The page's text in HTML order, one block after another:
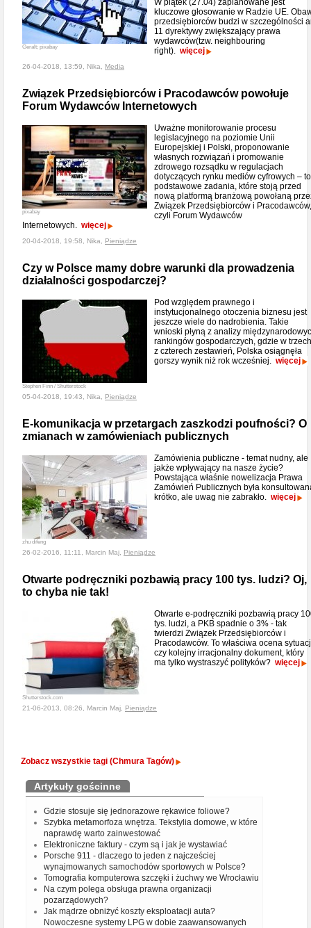
Geralt; pixabay
W piątek (27.04) zaplanowane jest
kluczowe głosowanie w Radzie UE.
przedsiębiorców budzi w szczególności
11 dyrektywy zwiększający prawa
wydawców(tzw. neighbouring
right). więcej
26-04-2018, 13:59, Nika, Media
Związek Przedsiębiorców i Pracodawców powołuje
Forum Wydawców Internetowych
pixabay
Uważne monitorowanie procesu
legislacyjnego na poziomie Unii
Europejskiej i Polski, proponowanie
własnych rozwiązań i promowanie
zdrowego rozsądku w regulacjach
dotyczących rynku mediów cyfrowych – to
podstawowe zadania, które stoją przed
nową platformą branżową powołaną
Związek Przedsiębiorców i Pracodawców,
czyli Forum Wydawców
Internetowych. więcej
20-04-2018, 19:58, Nika, Pieniądze
Czy w Polsce mamy dobre warunki dla prowadzenia
działalności gospodarczej?
Stephen Finn / Shutterstock
Pod względem prawnego i
instytucjonalnego otoczenia biznesu jest
jeszcze wiele do nadrobienia. Takie
wnioski płyną z analizy
rankingów gospodarczych, gdzie w trzech
z czterech zestawień, Polska osiągnęła
gorszy wynik niż rok wcześniej. więcej
05-04-2018, 19:43, Nika, Pieniądze
E-komunikacja w przetargach zaszkodzi poufności? O
zmianach w zamówieniach publicznych
zhu difeng
Zamówienia publiczne - temat nudny, ale
jakże wpływający na nasze życie?
Powstająca właśnie nowelizacja Prawa
Zamówień Publicznych była
krótko, ale uwag nie zabrakło. więcej
26-02-2016, 11:11, Marcin Maj, Pieniądze
Otwarte podręczniki pozbawią pracy 100 tys. ludzi? Oj,
to chyba nie tak!
Shutterstock.com
Otwarte e-podręczniki pozbawią pracy
tys. ludzi, a PKB spadnie o 3% - tak
twierdzi Związek Przedsiębiorców i
Pracodawców. To właściwa ocena
czy kolejny irracjonalny dokument, który
ma tylko wystraszyć polityków? więcej
21-06-2013, 08:26, Marcin Maj, Pieniądze
Zobacz wszystkie tagi (Chmura Tagów)
Artykuły gościnne
Gdzie stosuje się jednorazowe rękawice foliowe?
Szybka metamorfoza wnętrza. Tekstylia domowe, w które
naprawdę warto zainwestować
Elektroniczne faktury - czym są i jak je wystawiać
Porsche 911 - dlaczego to jeden z najcześciej
wynajmowanych samochodów sportowych w Polsce?
Tomografia komputerowa szczęki i żuchwy we Wrocławiu
Na czym polega obsługa prawna organizacji
pozarządowych?
Jak mądrze obniżyć koszty eksploatacji auta?
Nowoczesne systemy LPG w dobie zaawansowanych